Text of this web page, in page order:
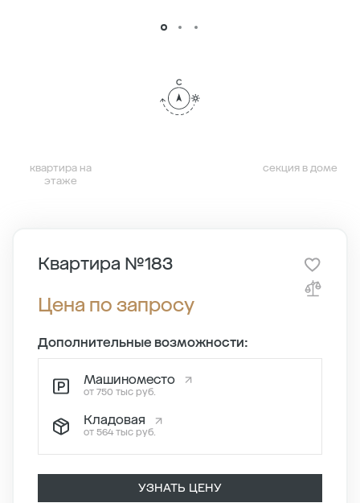
квартира на
этаже
секция в доме
Квартира №183
Цена по запросу
Дополнительные возможности:
Машиноместо
от 750 тыс руб.
Кладовая
от 564 тыс руб.
УЗНАТЬ ЦЕНУ